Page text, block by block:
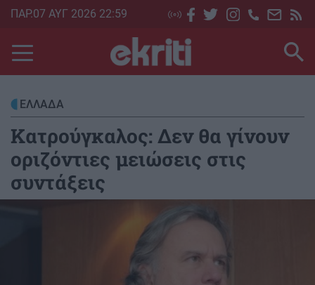
Skip
main
content
ΠΑΡ.07 ΑΥΓ 2026 22:59
ΕΛΛΑΔΑ
Κατρούγκαλος: Δεν θα γίνουν
οριζόντιες μειώσεις στις
συντάξεις